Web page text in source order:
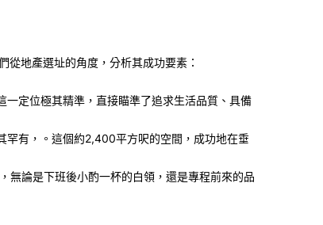
從地產選址的角度，分析其成功要素：
定位極其精準，直接瞄準了追求生活品質、具備
罕有，。這個約2,400平方呎的空間，成功地在垂
無論是下班後小酌一杯的白領，還是專程前來的品